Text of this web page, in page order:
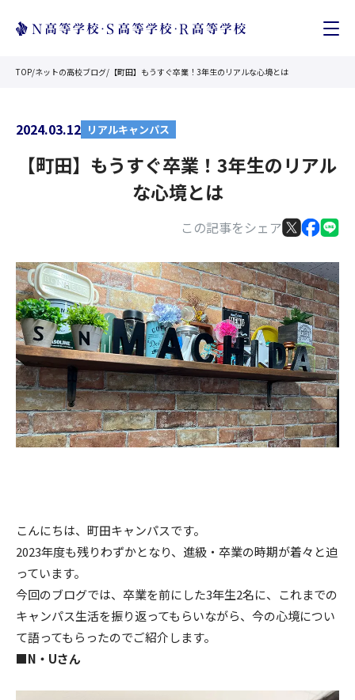
TOP/ネットの高校ブログ/ 【町田】もうすぐ卒業！3年生のリアルな心境とは
2024.03.12 リアルキャンパス
この記事をシェア
【町田】もうすぐ卒業！3年生のリアル
な心境とは
こんにちは、町田キャンパスです。
2023年度も残りわずかとなり、進級・卒業の時期が着々と迫
っています。
今回のブログでは、卒業を前にした3年生2名に、これまでの
キャンパス生活を振り返ってもらいながら、今の心境につい
て語ってもらったのでご紹介します。
■N・Uさん